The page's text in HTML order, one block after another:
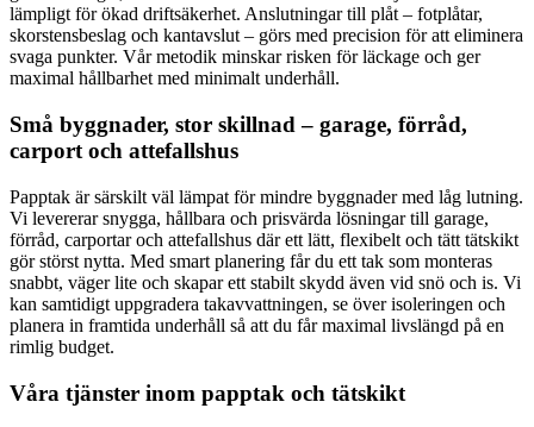
lämpligt för ökad driftsäkerhet. Anslutningar till plåt – fotplåtar,
skorstensbeslag och kantavslut – görs med precision för att eliminera
svaga punkter. Vår metodik minskar risken för läckage och ger
maximal hållbarhet med minimalt underhåll.
Små byggnader, stor skillnad – garage, förråd,
carport och attefallshus
Papptak är särskilt väl lämpat för mindre byggnader med låg lutning.
Vi levererar snygga, hållbara och prisvärda lösningar till garage,
förråd, carportar och attefallshus där ett lätt, flexibelt och tätt tätskikt
gör störst nytta. Med smart planering får du ett tak som monteras
snabbt, väger lite och skapar ett stabilt skydd även vid snö och is. Vi
kan samtidigt uppgradera takavvattningen, se över isoleringen och
planera in framtida underhåll så att du får maximal livslängd på en
rimlig budget.
Våra tjänster inom papptak och tätskikt